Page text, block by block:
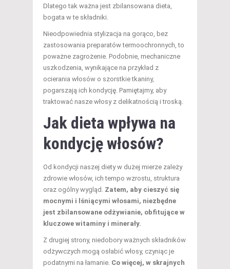
Dlatego tak ważna jest zbilansowana dieta,
bogata w te składniki.
Nieodpowiednia stylizacja na gorąco, bez
zastosowania preparatów termoochronnych, to
poważne zagrożenie. Podobnie, mechaniczne
uszkodzenia, wynikające na przykład z
ocierania włosów o szorstkie tkaniny,
pogarszają ich kondycję. Pamiętajmy, aby
traktować nasze włosy z delikatnością i troską.
Jak dieta wpływa na
kondycję włosów?
Od kondycji naszej diety w dużej mierze zależy
zdrowie włosów, ich tempo wzrostu, struktura
oraz ogólny wygląd. Zatem, aby cieszyć się
mocnymi i lśniącymi włosami, niezbędne
jest zbilansowane odżywianie, obfitujące w
kluczowe witaminy i minerały.
Z drugiej strony, niedobory ważnych składników
odżywczych mogą osłabić włosy, czyniąc je
podatnymi na łamanie. Co więcej, w skrajnych